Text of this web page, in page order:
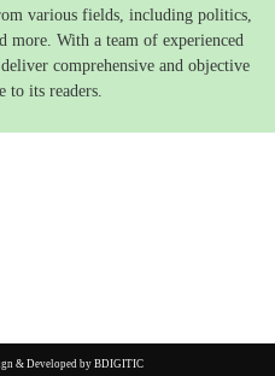
various fields, including politics,
more. With a team of experienced
comprehensive and objective
to its readers.
& Developed byBDIGITIC